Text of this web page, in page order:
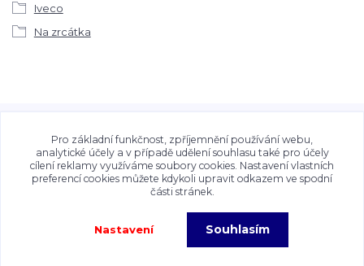
Iveco
Na zrcátka
obsah zveřejněný na stránkách Talocan.cz a
CeskeSamolepky.cz jsou chráněny autorským právem. Jejich
použití bez předchozího písemného souhlasu provozovatele
je zakázáno.
Pro základní funkčnost, zpříjemnění používání webu,
analytické účely a v případě udělení souhlasu také pro účely
cílení reklamy využíváme soubory cookies. Nastavení vlastních
preferencí cookies můžete kdykoli upravit odkazem ve spodní
části stránek.
Nastavení Souhlasím